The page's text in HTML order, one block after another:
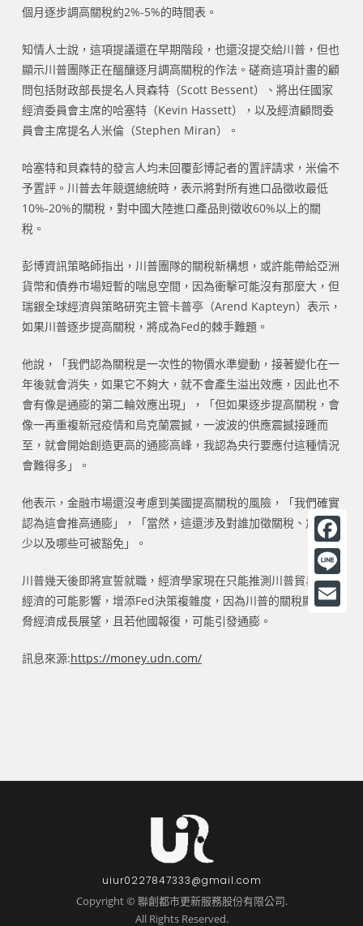
個月逐步調高關稅約2%-5%的時間表。
知情人士說，這項提議還在早期階段，也還沒提交給川普，但也
顯示川普團隊正在醞釀逐月調高關稅的作法。磋商這項計畫的顧
問包括財政部長提名人貝森特（Scott Bessent）、將出任國家
經濟委員會主席的哈塞特（Kevin Hassett），以及經濟顧問委
員會主席提名人米倫（Stephen Miran）。
哈塞特和貝森特的發言人均未回覆彭博記者的置評請求，米倫不
予置評。川普去年競選總統時，表示將對所有進口品徵收最低
10%-20%的關稅，對中國大陸進口產品則徵收60%以上的關
稅。
彭博資訊策略師指出，川普團隊的關稅新構想，或許能帶給亞洲
貨幣和債券市場短暫的喘息空間，因為衝擊可能沒有那麼大，但
瑞銀全球經濟與策略研究主管卡普亭（Arend Kapteyn）表示，
如果川普逐步提高關稅，將成為Fed的棘手難題。
他說，「我們認為關稅是一次性的物價水準變動，接著變化在一
年後就會消失，如果它不夠大，就不會產生溢出效應，因此也不
會有像是通膨的第二輪效應出現」，「但如果逐步提高關稅，會
像一再重複新冠疫情和烏克蘭震撼，一波波的供應震撼接踵而
至，就會開始創造更高的通膨高峰，我認為央行要應付這種情況
會難得多」。
他表示，金融市場還沒考慮到美國提高關稅的風險，「我們確實
認為這會推高通膨」，「當然，這還涉及對誰加徵關稅、加徵多
少以及哪些可被豁免」。
川普幾天後即將宣誓就職，經濟學家現在只能推測川普貿易戰對
經濟的可能影響，增添Fed決策複雜度，因為川普的關稅顯然威
脅經濟成長展望，且若他國報復，可能引發通膨。
訊息來源:https://money.udn.com/
uiur0227847333@gmail.com
Copyright © 聯創都市更新服務股份有限公司.
All Rights Reserved.
F
a
c
L